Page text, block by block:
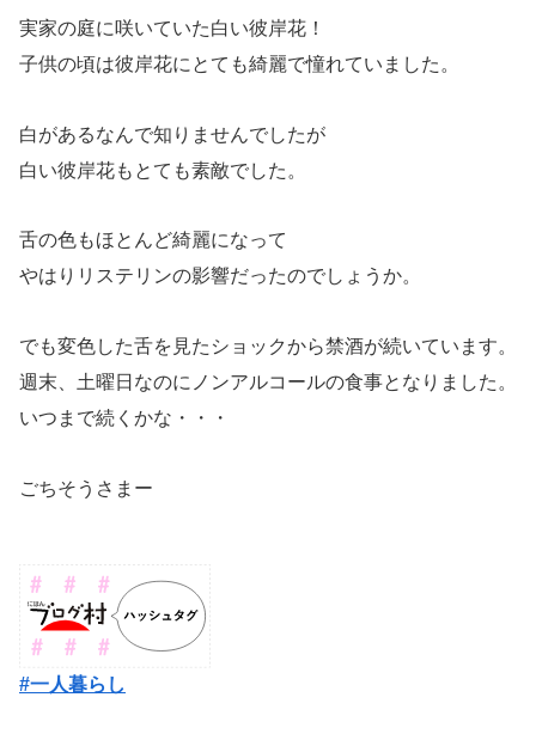
実家の庭に咲いていた白い彼岸花！
子供の頃は彼岸花にとても綺麗で憧れていました。
白があるなんで知りませんでしたが
白い彼岸花もとても素敵でした。
舌の色もほとんど綺麗になって
やはりリステリンの影響だったのでしょうか。
でも変色した舌を見たショックから禁酒が続いています。
週末、土曜日なのにノンアルコールの食事となりました。
いつまで続くかな・・・
ごちそうさまー
#一人暮らし